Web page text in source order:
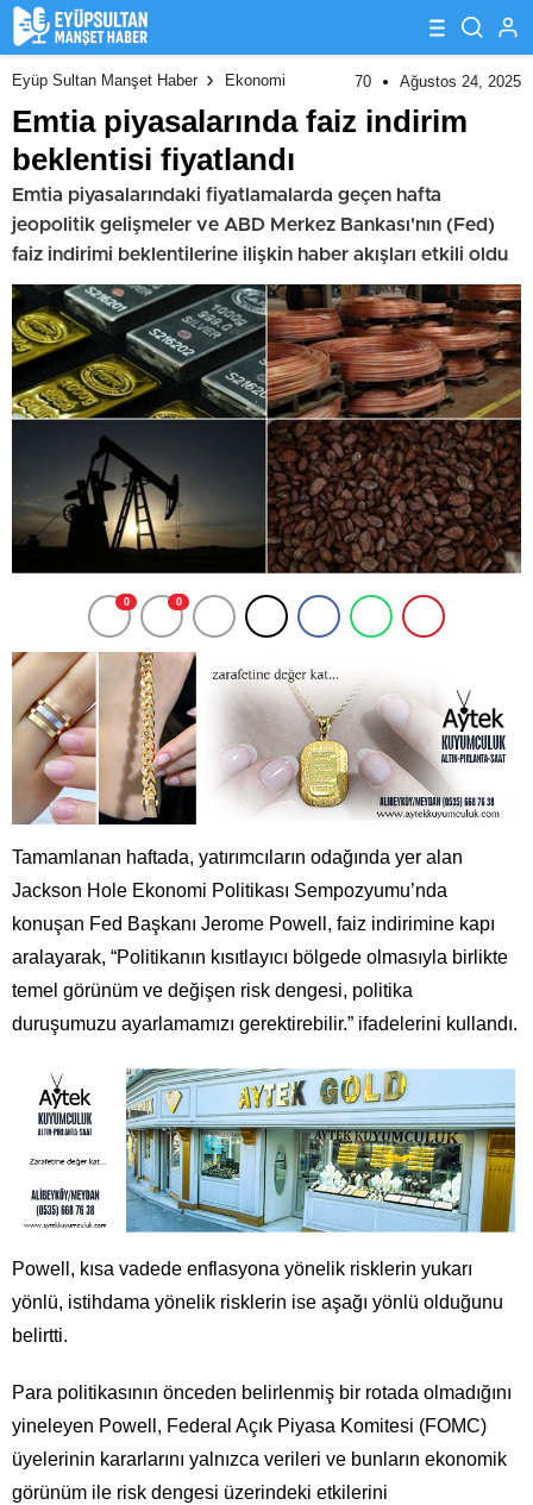
Eyüp Sultan Manşet Haber Ekonomi 70 Ağustos 24, 2025
Emtia piyasalarında faiz indirim
beklentisi fiyatlandı
Emtia piyasalarındaki fiyatlamalarda geçen hafta
jeopolitik gelişmeler ve ABD Merkez Bankası'nın (Fed)
faiz indirimi beklentilerine ilişkin haber akışları etkili oldu
0 0
Tamamlanan haftada, yatırımcıların odağında yer alan
Jackson Hole Ekonomi Politikası Sempozyumu’nda
konuşan Fed Başkanı Jerome Powell, faiz indirimine kapı
aralayarak, “Politikanın kısıtlayıcı bölgede olmasıyla birlikte
temel görünüm ve değişen risk dengesi, politika
duruşumuzu ayarlamamızı gerektirebilir.” ifadelerini kullandı.
Powell, kısa vadede enflasyona yönelik risklerin yukarı
yönlü, istihdama yönelik risklerin ise aşağı yönlü olduğunu
belirtti.
Para politikasının önceden belirlenmiş bir rotada olmadığını
yineleyen Powell, Federal Açık Piyasa Komitesi (FOMC)
üyelerinin kararlarını yalnızca verileri ve bunların ekonomik
görünüm ile risk dengesi üzerindeki etkilerini